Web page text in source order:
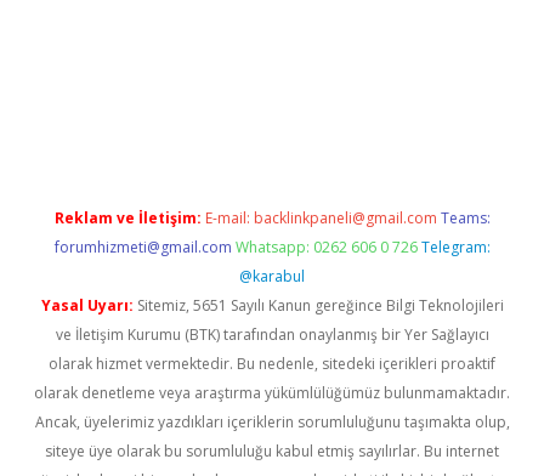
Reklam ve İletişim: E-mail: backlinkpaneli@gmail.com Teams:
forumhizmeti@gmail.com Whatsapp: 0262 606 0 726 Telegram:
@karabul
Yasal Uyarı: Sitemiz, 5651 Sayılı Kanun gereğince Bilgi Teknolojileri
ve İletişim Kurumu (BTK) tarafından onaylanmış bir Yer Sağlayıcı
olarak hizmet vermektedir. Bu nedenle, sitedeki içerikleri proaktif
olarak denetleme veya araştırma yükümlülüğümüz bulunmamaktadır.
Ancak, üyelerimiz yazdıkları içeriklerin sorumluluğunu taşımakta olup,
siteye üye olarak bu sorumluluğu kabul etmiş sayılırlar. Bu internet